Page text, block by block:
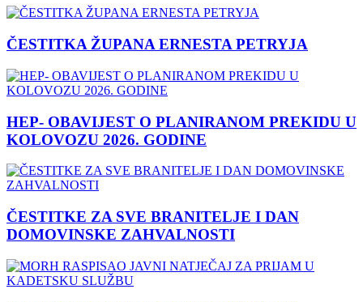
ČESTITKA ŽUPANA ERNESTA PETRYJA
HEP- OBAVIJEST O PLANIRANOM PREKIDU U
KOLOVOZU 2026. GODINE
ČESTITKE ZA SVE BRANITELJE I DAN
DOMOVINSKE ZAHVALNOSTI